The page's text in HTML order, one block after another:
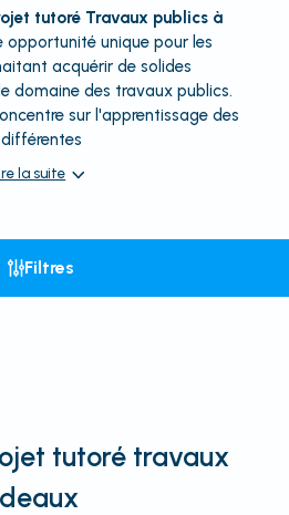
tutoré Travaux publics à
opportunité unique pour les
acquérir de solides
domaine des travaux publics.
sur l'apprentissage des
différentes
la suite
Filtres
tutoré travaux